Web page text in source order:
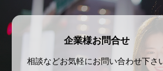
企業様お問合せ
相談などお気軽にお問い合わせ下さ